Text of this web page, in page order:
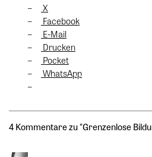
X
Facebook
E-Mail
Drucken
Pocket
WhatsApp
4 Kommentare zu "Grenzenlose